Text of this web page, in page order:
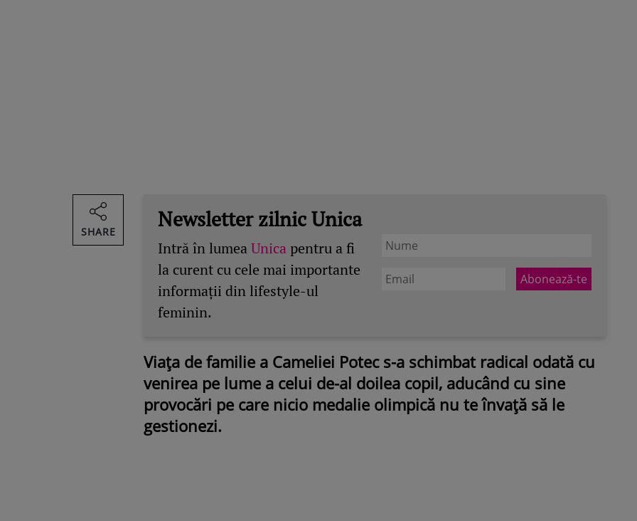
Newsletter zilnic Unica
Intră în lumeaUnica pentru a fi
la curent cu cele mai importante
informații din lifestyle-ul
feminin.
Viața de familie a Cameliei Potec s-a schimbat radical odată cu
venirea pe lume a celui de-al doilea copil, aducând cu sine
provocări pe care nicio medalie olimpică nu te învață să le
gestionezi.
SHARE